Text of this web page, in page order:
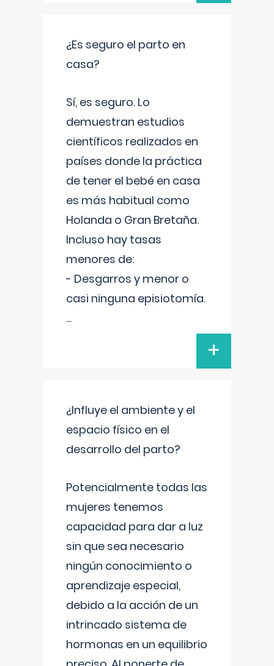
¿Es seguro el parto en
casa?
Sí, es seguro. Lo
demuestran estudios
científicos realizados en
países donde la práctica
de tener el bebé en casa
es más habitual como
Holanda o Gran Bretaña.
Incluso hay tasas
menores de:
- Desgarros y menor o
casi ninguna episiotomía.
...
+
¿Influye el ambiente y el
espacio físico en el
desarrollo del parto?
Potencialmente todas las
mujeres tenemos
capacidad para dar a luz
sin que sea necesario
ningún conocimiento o
aprendizaje especial,
debido a la acción de un
intrincado sistema de
hormonas en un equilibrio